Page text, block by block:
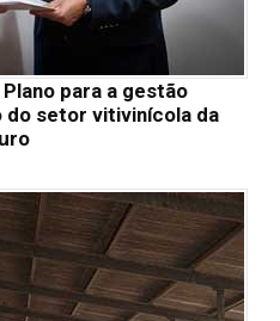
para a gestão
setor vitivinícola da